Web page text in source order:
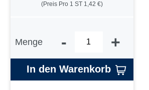
(Preis Pro 1 ST 1,42 €)
Menge - +
In den Warenkorb